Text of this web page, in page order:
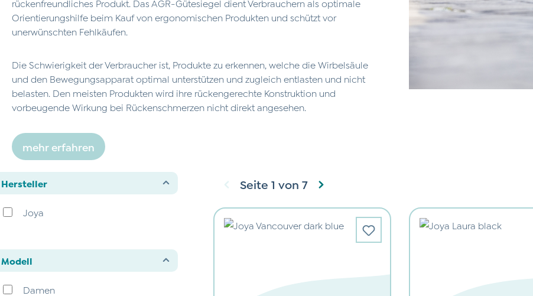
rückenfreundliches Produkt. Das AGR-Gütesiegel dient Verbrauchern als optimale
Orientierungshilfe beim Kauf von ergonomischen Produkten und schützt vor
unerwünschten Fehlkäufen.
Die Schwierigkeit der Verbraucher ist, Produkte zu erkennen, welche die Wirbelsäule
und den Bewegungsapparat optimal unterstützen und zugleich entlasten und nicht
belasten. Den meisten Produkten wird ihre rückengerechte Konstruktion und
vorbeugende Wirkung bei Rückenschmerzen nicht direkt angesehen.
mehr erfahren
Hersteller
Joya
Modell
Damen
Seite 1 von 7